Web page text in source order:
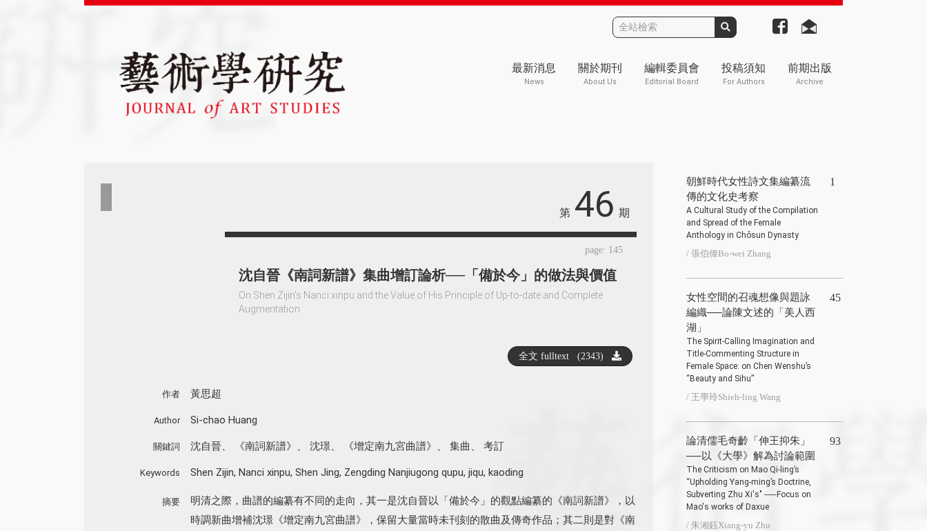
最新消息
News
關於期刊
About Us
編輯委員會
Editorial Board
投稿須知
For Authors
前期出版
Archive
第 46 期
page: 145
沈自晉《南詞新譜》集曲增訂論析──「備於今」的做法與價值
On Shen Zijin’s Nanci xinpu and the Value of His Principle of Up-to-date and Complete
Augmentation
作者 黃思超
Author Si-chao Huang
關鍵詞 沈自晉、 《南詞新譜》 沈璟、 《增定南九宮曲譜》 集曲 考訂
Keywords Shen Zijin, Nanci xinpu, Shen Jing, Zengding Nanjiugong qupu, jiqu, kaoding
摘要
明清之際，曲譜的編纂有不同的走向，其一是沈自晉以「備於今」的觀點編纂的《南詞新譜》，以
時調新曲增補沈璟《增定南九宮曲譜》，保留大量當時未刊刻的散曲及傳奇作品；其二則是對《南
朝鮮時代女性詩文集編纂流
傳的文化史考察
A Cultural Study of the Compilation
and Spread of the Female
Anthology in Chǒsun Dynasty
/ 張伯偉Bo-wei Zhang
1
女性空間的召魂想像與題詠
編織──論陳文述的「美人西
湖」
The Spirit-Calling Imagination and
Title-Commenting Structure in
Female Space: on Chen Wenshu’s
“Beauty and Sihu”
/ 王學玲Shieh-ling Wang
45
論清儒毛奇齡「伸王抑朱」
──以《大學》解為討論範圍
The Criticism on Mao Qi-ling’s
“Upholding Yang-ming’s Doctrine,
Subverting Zhu Xi's" ──Focus on
Mao's works of Daxue
/ 朱湘鈺Xiang-yu Zhu
93